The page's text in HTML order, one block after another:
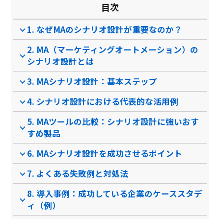
目次
1. なぜMAのシナリオ設計が重要なのか？
2. MA（マーケティングオートメーション）の
シナリオ設計とは
3. MAシナリオ設計：基本ステップ
4. シナリオ設計における代表的な活用例
5. MAツールの比較：シナリオ設計に強いおす
すめ製品
6. MAシナリオ設計を成功させるポイント
7. よくある失敗例と対処法
8. 導入事例：成功している企業のケーススタデ
ィ（例）